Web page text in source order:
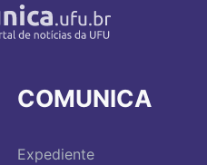
COMUNICA
Expediente